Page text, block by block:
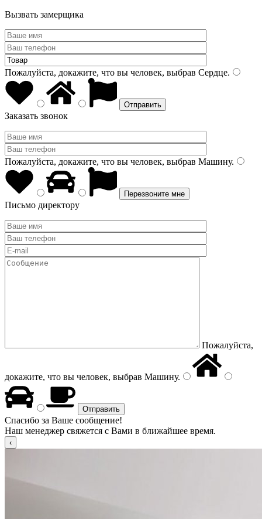
Вызвать замерщика
Пожалуйста, докажите, что вы человек, выбрав Сердце.
Заказать звонок
Пожалуйста, докажите, что вы человек, выбрав Машину.
Письмо директору
Пожалуйста,
докажите, что вы человек, выбрав Машину.
Спасибо за Ваше сообщение!
Наш менеджер свяжется с Вами в ближайшее время.